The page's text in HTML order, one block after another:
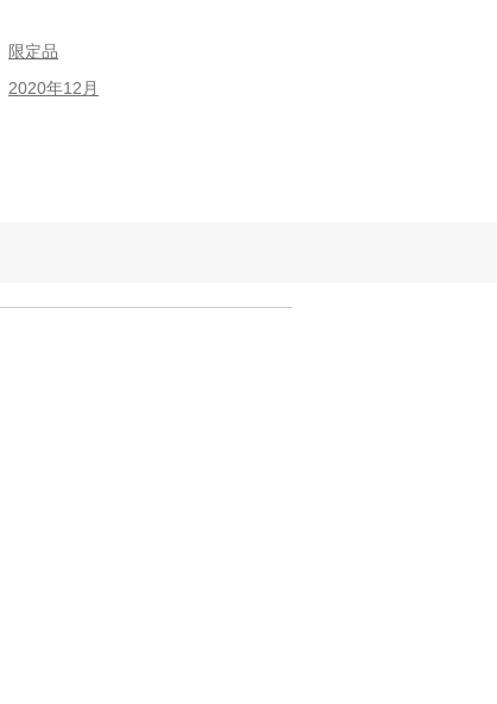
限定品
2020年12月